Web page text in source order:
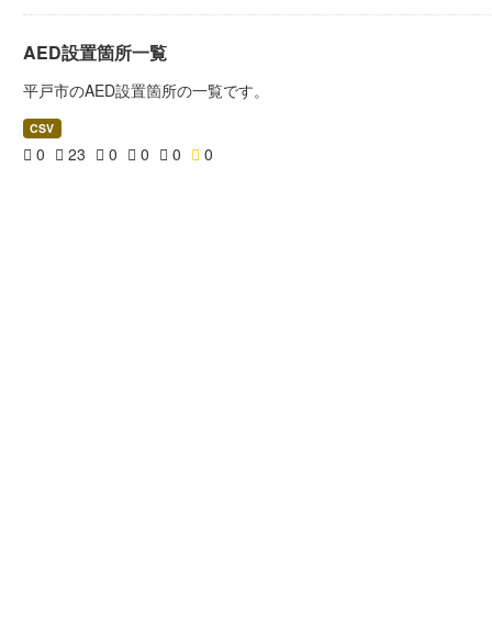
AED設置箇所一覧
平戸市のAED設置箇所の一覧です。
CSV
0 23 0 0 0 0